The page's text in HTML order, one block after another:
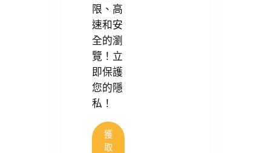
限、高
速和安
全的瀏
覽！立
即保護
您的隱
私！
獲
取